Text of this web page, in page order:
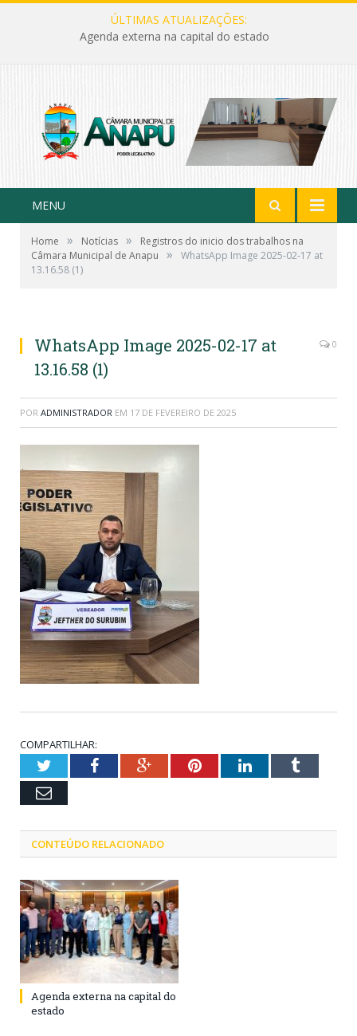
ÚLTIMAS ATUALIZAÇÕES:
Agenda externa na capital do estado
MENU
Home » Notícias »
Registros do inicio dos trabalhos na
Câmara Municipal de Anapu
»
WhatsApp Image 2025-02-17 at
13.16.58 (1)
WhatsApp Image 2025-02-17 at
13.16.58 (1)
0
POR ADMINISTRADOR EM 17 DE FEVEREIRO DE 2025
COMPARTILHAR:
TwitterFacebookGoogle+PinterestLinkedInTumblr
Email
CONTEÚDO RELACIONADO
Agenda externa na capital do
estado